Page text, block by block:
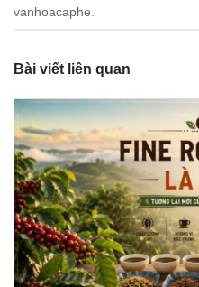
vanhoacaphe
Bài viết liên quan